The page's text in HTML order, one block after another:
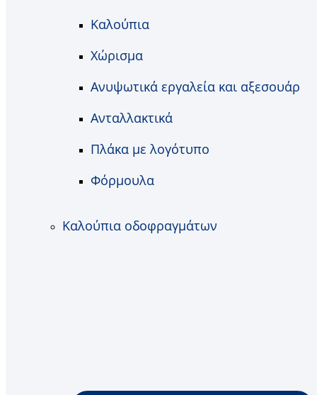
Καλούπια
Χώρισμα
Ανυψωτικά εργαλεία και αξεσουάρ
Ανταλλακτικά
Πλάκα με λογότυπο
Φόρμουλα
Καλούπια οδοφραγμάτων